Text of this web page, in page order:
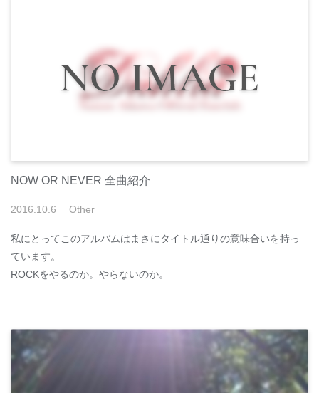
NOW OR NEVER 全曲紹介
2016.10.6 Other
私にとってこのアルバムはまさにタイトル通りの意味合いを持っ
ています。
ROCKをやるのか。やらないのか。